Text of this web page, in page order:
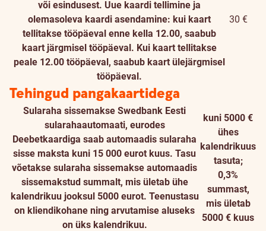
või esindusest. Uue kaardi tellimine ja
olemasoleva kaardi asendamine: kui kaart
tellitakse tööpäeval enne kella 12.00, saabub
kaart järgmisel tööpäeval. Kui kaart tellitakse
peale 12.00 tööpäeval, saabub kaart ülejärgmisel
tööpäeval.
30 €
Tehingud pangakaartidega
Sularaha sissemakse Swedbank Eesti
sularahaautomaati, eurodes
Deebetkaardiga saab automaadis sularaha
sisse maksta kuni 15 000 eurot kuus. Tasu
võetakse sularaha sissemakse automaadis
sissemakstud summalt, mis ületab ühe
kalendrikuu jooksul 5000 eurot. Teenustasu
on kliendikohane ning arvutamise aluseks
on üks kalendrikuu.
kuni 5000 €
ühes
kalendrikuus
tasuta;
0,3%
summast,
mis ületab
5000 € kuus